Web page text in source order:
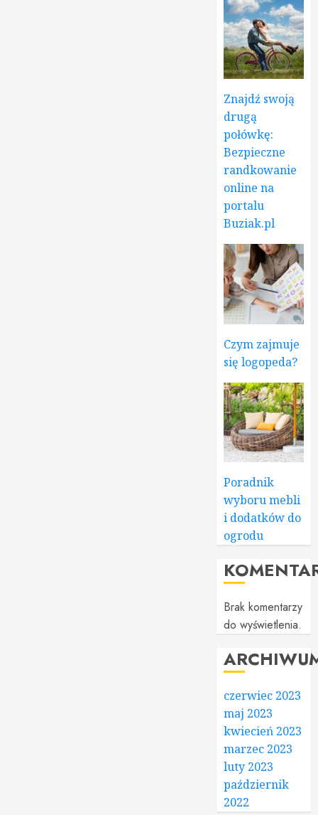
Znajdź swoją
drugą
połówkę:
Bezpieczne
randkowanie
online na
portalu
Buziak.pl
Czym zajmuje
się logopeda?
Poradnik
wyboru mebli
i dodatków do
ogrodu
Brak komentarzy
do wyświetlenia.
czerwiec 2023
maj 2023
kwiecień 2023
marzec 2023
luty 2023
październik
2022